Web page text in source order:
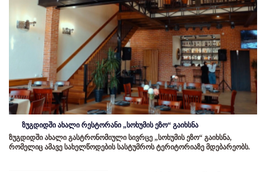
ზუგდიდში ახალი რესტორანი „სოხუმის ეზო“ გაიხსნა
ზუგდიდში ახალი გასტრონომიული სივრცე „სოხუმის ეზო“ გაიხსნა,
რომელიც ამავე სახელწოდების სასტუმროს ტერიტორიაზე მდებარეობს.